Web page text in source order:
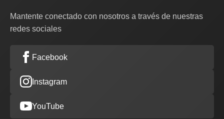
Mantente conectado con nosotros a través de nuestras
redes sociales
Facebook
Instagram
YouTube